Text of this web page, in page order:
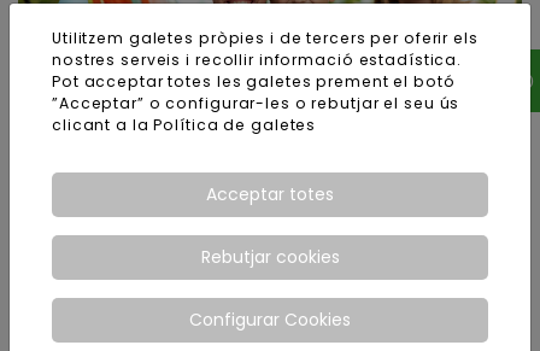
Utilitzem galetes pròpies i de tercers per oferir els
nostres serveis i recollir informació estadística.
Pot acceptar totes les galetes prement el botó
”Acceptar” o configurar-les o rebutjar el seu ús
clicant a laPolítica de galetes
Acceptar totes
Rebutjar cookies
Configurar Cookies